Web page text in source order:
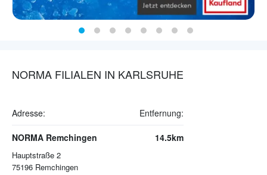
NORMA FILIALEN IN KARLSRUHE
Adresse: Entfernung:
NORMA Remchingen
Hauptstraße 2
75196 Remchingen
14.5km